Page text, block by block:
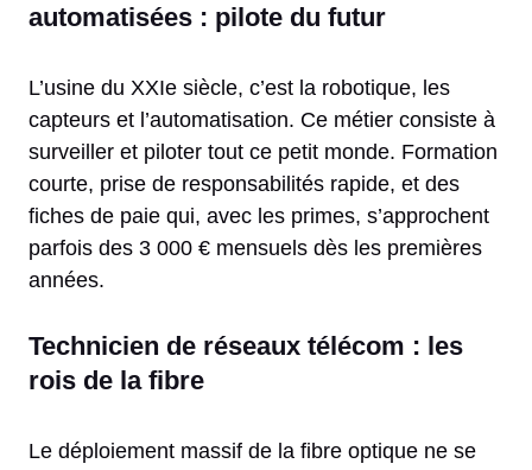
automatisées : pilote du futur
L’usine du XXIe siècle, c’est la robotique, les
capteurs et l’automatisation. Ce métier consiste à
surveiller et piloter tout ce petit monde. Formation
courte, prise de responsabilités rapide, et des
fiches de paie qui, avec les primes, s’approchent
parfois des 3 000 € mensuels dès les premières
années.
Technicien de réseaux télécom : les
rois de la fibre
Le déploiement massif de la fibre optique ne se